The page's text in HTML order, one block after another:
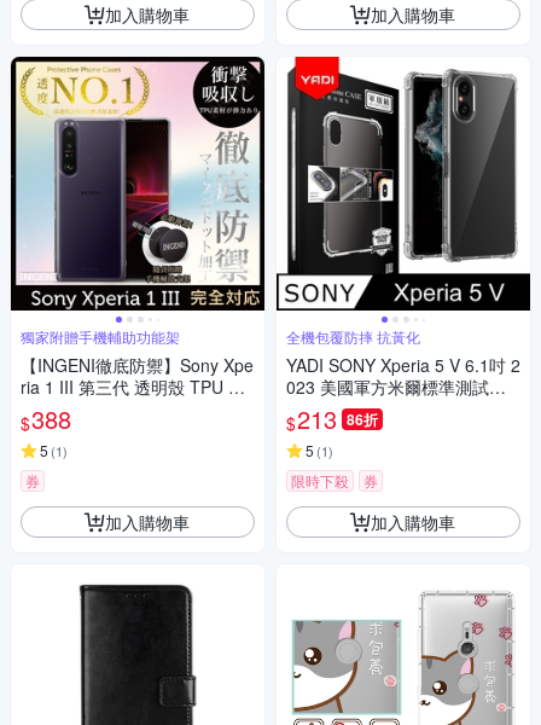
加入購物車
獨家附贈手機輔助功能架
【INGENI徹底防禦】Sony Xpe
ria 1 III 第三代 透明殼 TPU 軟
殼 日系全軟式TPU吸震防摔保
護殼
$388
5 (1)
券
加入購物車
加入購物車
全機包覆防摔 抗黃化
YADI SONY Xperia 5 V 6.1吋 2
023 美國軍方米爾標準測試認
證軍規手機空壓殼
$213 86折
5 (1)
限時下殺 券
加入購物車